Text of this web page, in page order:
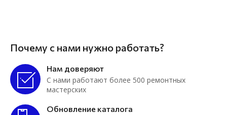
Почему с нами нужно работать?
Нам доверяют
С нами работают более 500 ремонтных
мастерских
Обновление каталога